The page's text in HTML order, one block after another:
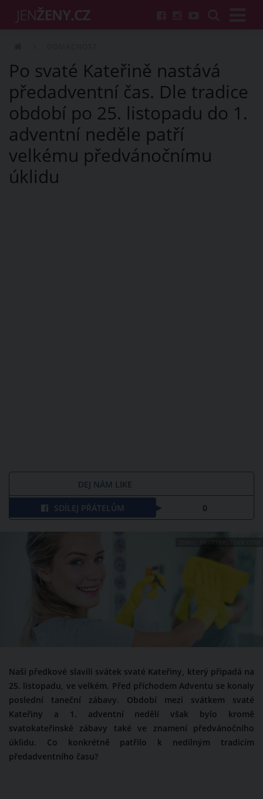
Po svaté Kateřině nastává
předadventní čas. Dle tradice
období po 25. listopadu do 1.
adventní neděle patří
velkému předvánočnímu
úklidu
DEJ NÁM LIKE
SDÍLEJ PŘÁTELŮM 0
Naši předkové slavili svátek svaté Kateřiny, který připadá na
25. listopadu, ve velkém. Před příchodem Adventu se konaly
poslední taneční zábavy. Období mezi svátkem svaté
Kateřiny a 1. adventní nedělí však bylo kromě
svatokateřinské zábavy také ve znamení předvánočního
úklidu. Co konkrétně patřilo k nedílným tradicím
předadventního času?